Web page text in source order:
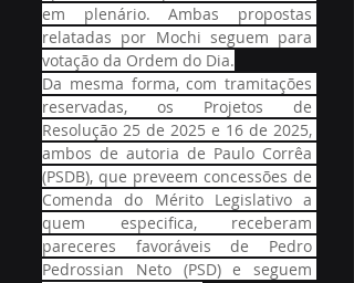
em plenário. Ambas propostas
relatadas por Mochi seguem para
votação da Ordem do Dia.
Da mesma forma, com tramitações
reservadas, os Projetos de
Resolução 25 de 2025 e 16 de 2025,
ambos de autoria de Paulo Corrêa
(PSDB), que preveem concessões de
Comenda do Mérito Legislativo a
quem especifica, receberam
pareceres favoráveis de Pedro
Pedrossian Neto (PSD) e seguem